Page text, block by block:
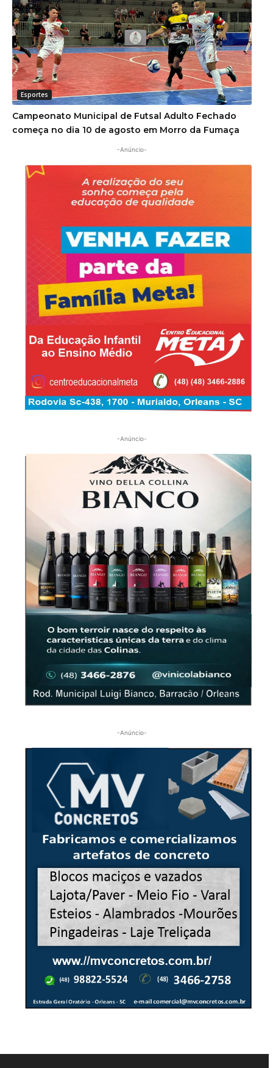
Esportes
Campeonato Municipal de Futsal Adulto Fechado
começa no dia 10 de agosto em Morro da Fumaça
-Anúncio-
-Anúncio-